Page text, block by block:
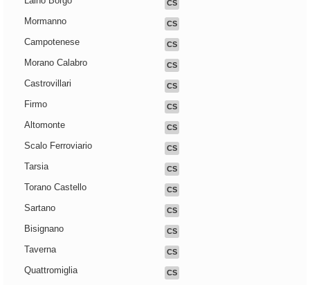
CS
Mormanno CS
Campotenese CS
Morano Calabro CS
Castrovillari CS
Firmo CS
Altomonte CS
Scalo Ferroviario CS
Tarsia CS
Torano Castello CS
Sartano CS
Bisignano CS
Taverna CS
Quattromiglia CS